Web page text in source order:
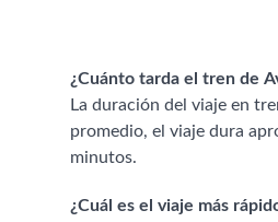
¿Cuánto tarda el tren de
La duración del viaje en
promedio, el viaje dura
minutos.
¿Cuál es el viaje más